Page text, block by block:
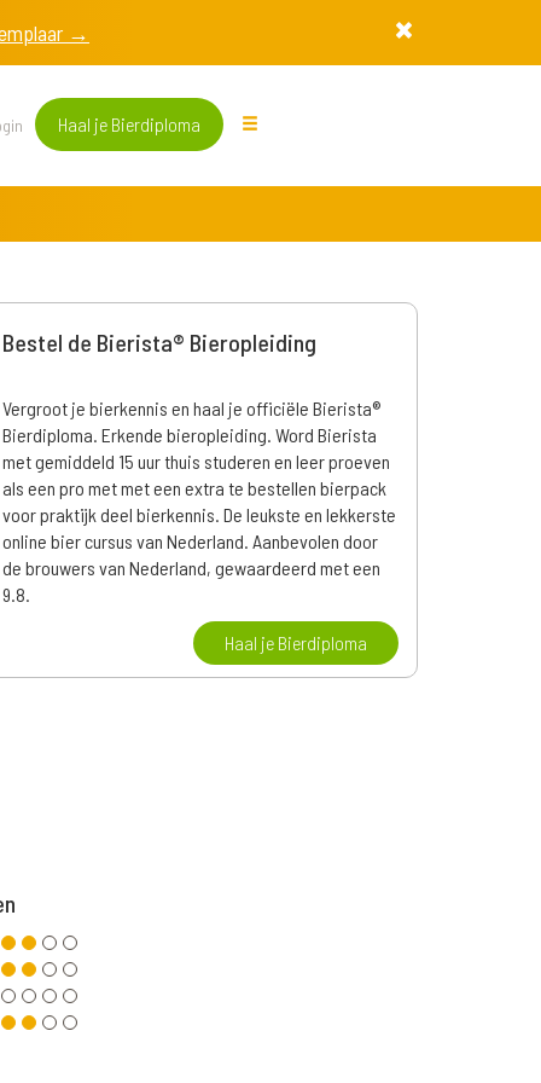
→
Haal je Bierdiploma
Bestel de Bierista® Bieropleiding
Vergroot je bierkennis en haal je officiële Bierista®
Bierdiploma. Erkende bieropleiding. Word Bierista
met gemiddeld 15 uur thuis studeren en leer proeven
als een pro met met een extra te bestellen bierpack
voor praktijk deel bierkennis. De leukste en lekkerste
online bier cursus van Nederland. Aanbevolen door
de brouwers van Nederland, gewaardeerd met een
9.8.
Haal je Bierdiploma